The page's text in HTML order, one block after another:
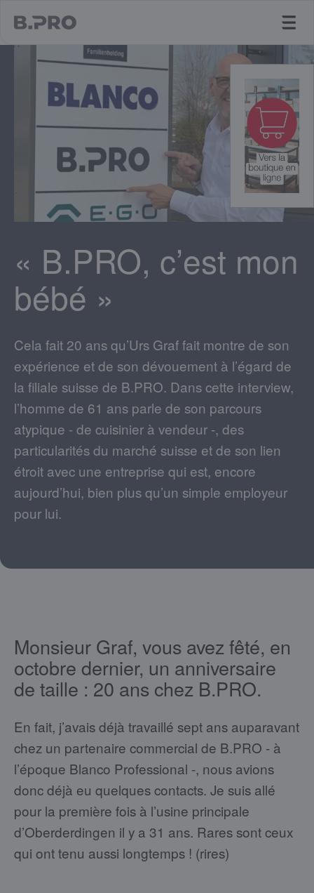
« B.PRO, c’est mon
bébé »
Cela fait 20 ans qu’Urs Graf fait montre de son
expérience et de son dévouement à l’égard de
la filiale suisse de B.PRO. Dans cette interview,
l’homme de 61 ans parle de son parcours
atypique - de cuisinier à vendeur -, des
particularités du marché suisse et de son lien
étroit avec une entreprise qui est, encore
aujourd’hui, bien plus qu’un simple employeur
pour lui.
Monsieur Graf, vous avez fêté, en
octobre dernier, un anniversaire
de taille : 20 ans chez B.PRO.
En fait, j’avais déjà travaillé sept ans auparavant
chez un partenaire commercial de B.PRO - à
l’époque Blanco Professional -, nous avions
donc déjà eu quelques contacts. Je suis allé
pour la première fois à l’usine principale
d’Oberderdingen il y a 31 ans. Rares sont ceux
qui ont tenu aussi longtemps ! (rires)